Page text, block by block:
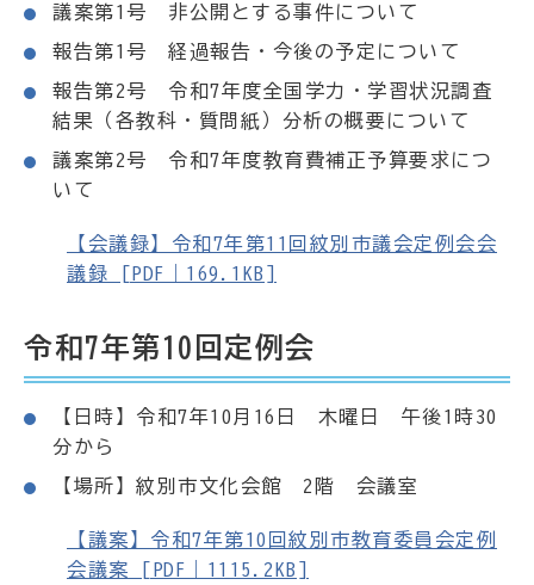
議案第1号 非公開とする事件について
報告第1号 経過報告・今後の予定について
報告第2号 令和7年度全国学力・学習状況調査
結果（各教科・質問紙）分析の概要について
議案第2号 令和7年度教育費補正予算要求につ
いて
【会議録】令和7年第11回紋別市議会定例会会
議録 [PDF｜169.1KB]
令和7年第10回定例会
【日時】令和7年10月16日 木曜日 午後1時30
分から
【場所】紋別市文化会館 2階 会議室
【議案】令和7年第10回紋別市教育委員会定例
会議案 [PDF｜1115.2KB]